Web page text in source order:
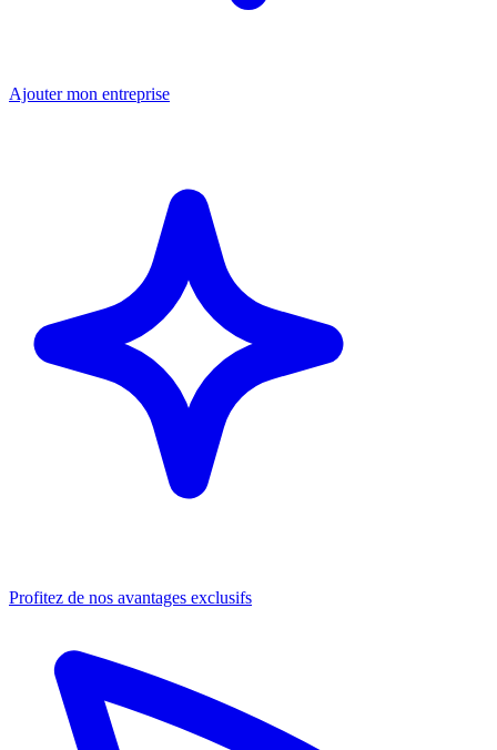
Ajouter mon entreprise
Profitez de nos avantages exclusifs